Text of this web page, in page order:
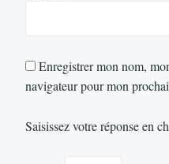
Enregistrer mon nom,
navigateur pour mon
Saisissez votre réponse en